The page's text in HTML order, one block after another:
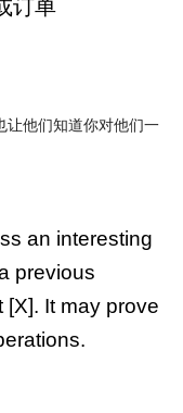
让他们知道你对他们一
an interesting
previous
It may prove